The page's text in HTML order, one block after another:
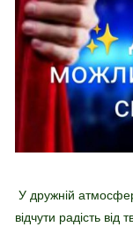
У дружній
відчути радість від